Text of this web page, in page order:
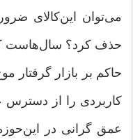
می‌توان این‌کالای
حذف کرد؟ سال‌هاست که
حاکم بر بازار گرفتار
کاربردی را از
عمق گرانی در